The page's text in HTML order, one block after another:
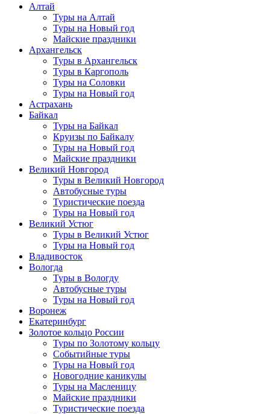
Алтай
Туры на Алтай
Туры на Новый год
Майские праздники
Архангельск
Туры в Архангельск
Туры в Каргополь
Туры на Соловки
Туры на Новый год
Астрахань
Байкал
Туры на Байкал
Круизы по Байкалу
Туры на Новый год
Майские праздники
Великий Новгород
Туры в Великий Новгород
Автобусные туры
Туристические поезда
Туры на Новый год
Великий Устюг
Туры в Великий Устюг
Туры на Новый год
Владивосток
Вологда
Туры в Вологду
Автобусные туры
Туры на Новый год
Воронеж
Екатеринбург
Золотое кольцо России
Туры по Золотому кольцу
Событийные туры
Туры на Новый год
Новогодние каникулы
Туры на Масленицу
Майские праздники
Туристические поезда